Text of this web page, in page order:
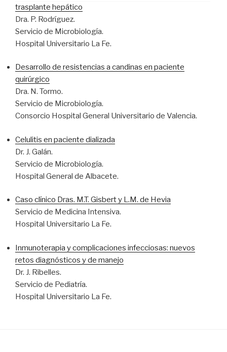
trasplante hepático
Dra. P. Rodríguez.
Servicio de Microbiología.
Hospital Universitario La Fe.
Desarrollo de resistencias a candinas en paciente
quirúrgico
Dra. N. Tormo.
Servicio de Microbiología.
Consorcio Hospital General Universitario de Valencia.
Celulitis en paciente dializada
Dr. J. Galán.
Servicio de Microbiología.
Hospital General de Albacete.
Caso clínico Dras. M.T. Gisbert y L.M. de Hevia
Servicio de Medicina Intensiva.
Hospital Universitario La Fe.
Inmunoterapia y complicaciones infecciosas: nuevos
retos diagnósticos y de manejo
Dr. J. Ribelles.
Servicio de Pediatría.
Hospital Universitario La Fe.